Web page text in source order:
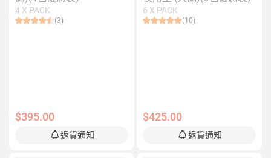
4 X PACK
(3)
$395.00
返貨通知
6 X PACK
(10)
$425.00
返貨通知